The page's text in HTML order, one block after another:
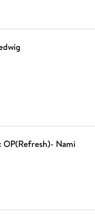
OP(Refresh)- Nami